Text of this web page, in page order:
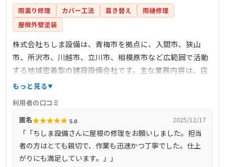
雨漏り修理 カバー工法 葺き替え
雨樋修理
屋根外壁塗装
株式会社ちしま設備は、青梅市を拠点に、入間市、狭山
市、所沢市、川越市、立川市、相模原市など広範囲で活動
する地域密着型の建設設備会社です。主な業務内容は、店
舗・マンション・官公庁建物・機械設備等の電気、防災、
補修工事、清掃業務などの点検保守管理です。特に、屋根
工事、雨漏り防水工事、塗装、外構工事、設備工事、ビル
管理、リフォーム・改修工事など、多岐にわたるサービス
を提供しています。官公庁や大手ハウスメーカー、大型チ
ェーン店など、多様な取引先との信頼関係を築いており、
もっと見る
利用者の口コミ
匿名★★★★★ 5.0 2025/12/17
「「ちしま設備さんに屋根の修理をお願いしました。担当
者の方はとても親切で、作業も迅速かつ丁寧でした。仕上
がりにも満足しています。」」